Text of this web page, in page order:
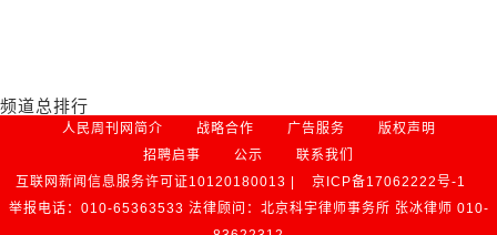
频道总排行
人民周刊网简介 战略合作 广告服务
版权声明
招聘启事
公示
联系我们
互联网新闻信息服务许可证10120180013 |
京ICP备17062222号-1
举报电话：010-65363533 法律顾问：北京科宇律师事务所 张冰律师 010-